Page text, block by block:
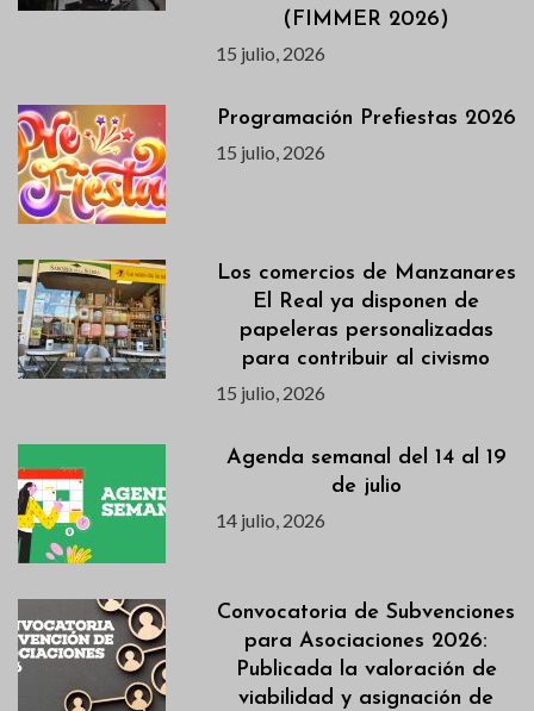
(FIMMER 2026)
15 julio, 2026
Programación Prefiestas 2026
15 julio, 2026
Los comercios de Manzanares
El Real ya disponen de
papeleras personalizadas
para contribuir al civismo
15 julio, 2026
Agenda semanal del 14 al 19
de julio
14 julio, 2026
Convocatoria de Subvenciones
para Asociaciones 2026:
Publicada la valoración de
viabilidad y asignación de